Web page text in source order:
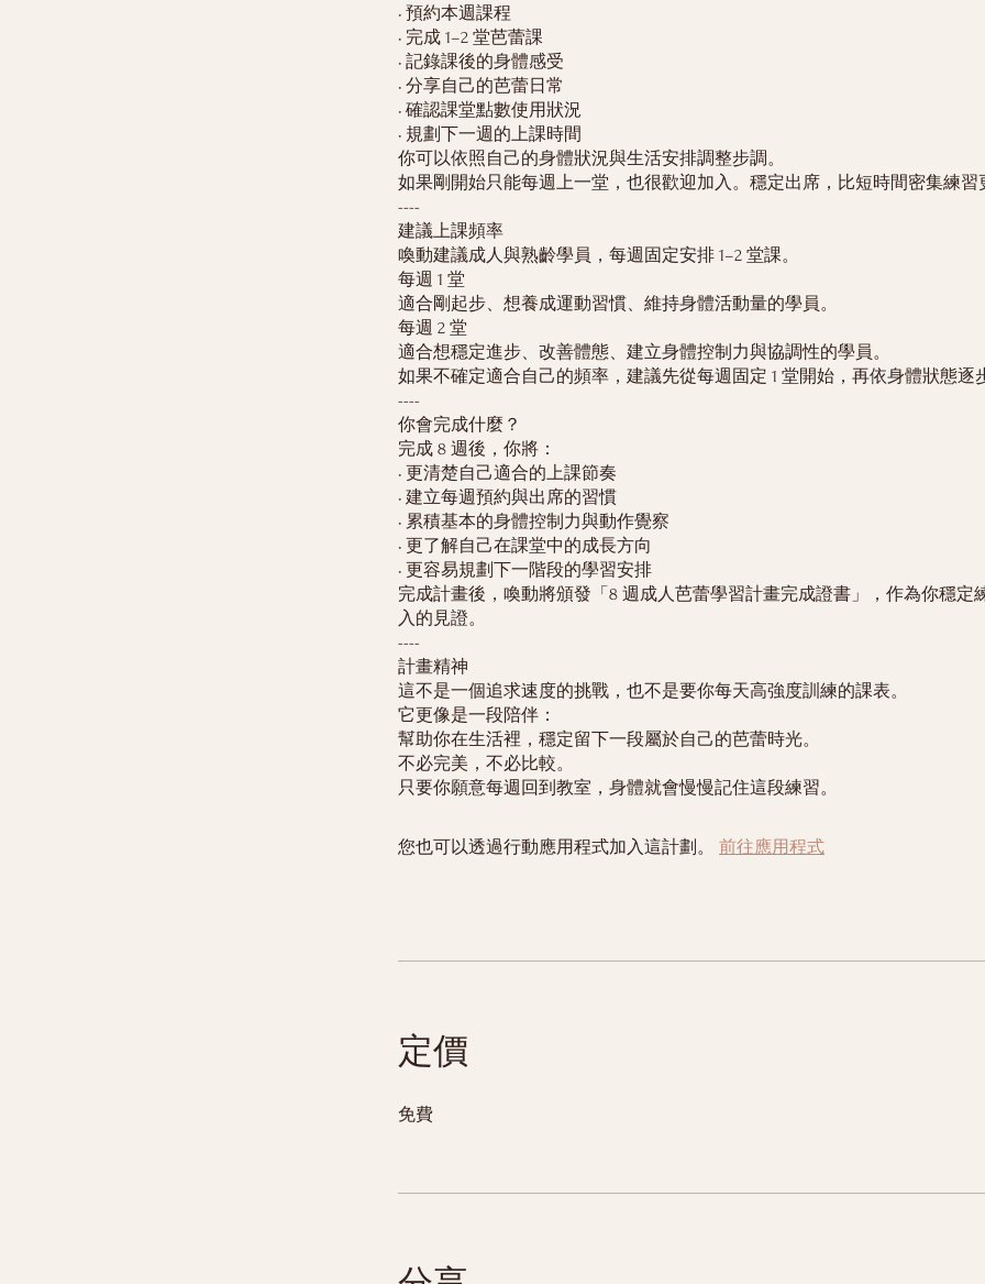
• 預約本週課程
• 完成 1–2 堂芭蕾課
• 記錄課後的身體感受
• 分享自己的芭蕾日常
• 確認課堂點數使用狀況
• 規劃下一週的上課時間
你可以依照自己的身體狀況與生活安排調整步調。
如果剛開始只能每週上一堂，也很歡迎加入。穩定出席，比短時間密集練習
----
建議上課頻率
喚動建議成人與熟齡學員，每週固定安排 1–2 堂課。
每週 1 堂
適合剛起步、想養成運動習慣、維持身體活動量的學員。
每週 2 堂
適合想穩定進步、改善體態、建立身體控制力與協調性的學員。
如果不確定適合自己的頻率，建議先從每週固定 1 堂開始，再依身體狀態逐
----
你會完成什麼？
完成 8 週後，你將：
• 更清楚自己適合的上課節奏
• 建立每週預約與出席的習慣
• 累積基本的身體控制力與動作覺察
• 更了解自己在課堂中的成長方向
• 更容易規劃下一階段的學習安排
完成計畫後，喚動將頒發「8 週成人芭蕾學習計畫完成證書」，作為你穩定
入的見證。
----
計畫精神
這不是一個追求速度的挑戰，也不是要你每天高強度訓練的課表。
它更像是一段陪伴：
幫助你在生活裡，穩定留下一段屬於自己的芭蕾時光。
不必完美，不必比較。
只要你願意每週回到教室，身體就會慢慢記住這段練習。
您也可以透過行動應用程式加入這計劃。 前往應用程式
定價
免費